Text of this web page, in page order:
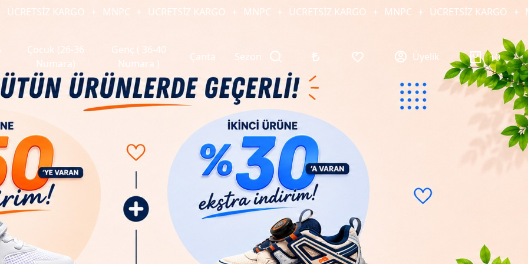
KARGO MNPC ÜCRETSİZ KARGO MNPC ÜCRETSİZ KARGO MNPC ÜCRETSİZ KARGO MNPC
Çocuk (26-36
Numara)
Genç ( 36-40
Numara )
Çanta Sezon Üyelik 0